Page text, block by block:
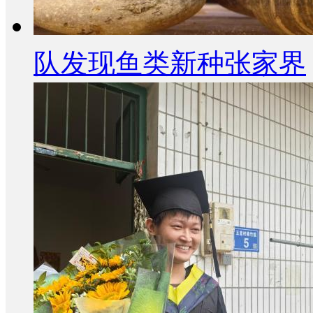
队发现鱼类新种张家界